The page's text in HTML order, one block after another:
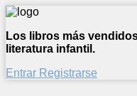
Los libros más
literatura infantil.
Entrar Registrarse